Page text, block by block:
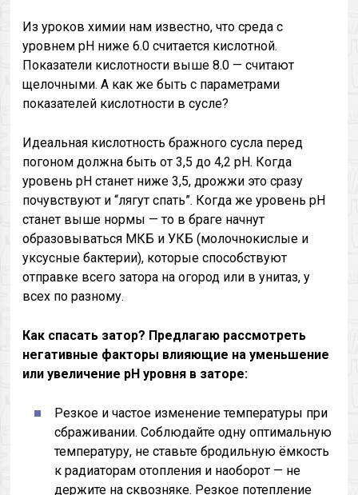
Из уроков химии нам известно, что среда с
уровнем pH ниже 6.0 считается кислотной.
Показатели кислотности выше 8.0 — считают
щелочными. А как же быть с параметрами
показателей кислотности в сусле?
Идеальная кислотность бражного сусла перед
погоном должна быть от 3,5 до 4,2 pH. Когда
уровень pH станет ниже 3,5, дрожжи это сразу
почувствуют и “лягут спать”. Когда же уровень pH
станет выше нормы — то в браге начнут
образовываться МКБ и УКБ (молочнокислые и
уксусные бактерии), которые способствуют
отправке всего затора на огород или в унитаз, у
всех по разному.
Как спасать затор? Предлагаю рассмотреть
негативные факторы влияющие на уменьшение
или увеличение pH уровня в заторе:
Резкое и частое изменение температуры при
сбраживании. Соблюдайте одну оптимальную
температуру, не ставьте бродильную ёмкость
к радиаторам отопления и наоборот — не
держите на сквозняке. Резкое потепление